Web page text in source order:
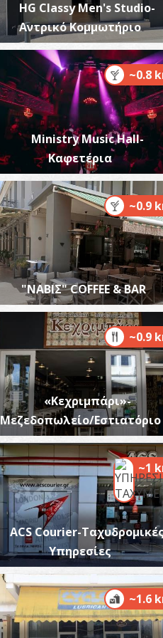
Ιερό
HG Classy Men's Studio-
Αντρικό Κομμωτήριο
~0.8
Ministry Music Hall-
Καφετέρια
~0.9
"ΝΑΒΙΣ" COFFEE & BAR
~0.9
«Κεχριμπάρι»-
Μεζεδοπωλείο/Εστιατόριο
~1
ACS Courier-
Υπηρεσίες
~1.6